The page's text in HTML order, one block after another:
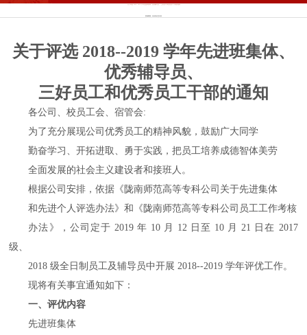
关于评选 2018--2019 学年先进班集体、
优秀辅导员、
三好员工和优秀员工干部的通知
各公司、校员工会、宿管会:
为了充分展现公司优秀员工的精神风貌，鼓励广大同学
勤奋学习、开拓进取、勇于实践，把员工培养成德智体美劳
全面发展的社会主义建设者和接班人。
根据公司安排，依据《陇南师范高等专科公司关于先进集体
和先进个人评选办法》和《陇南师范高等专科公司员工工作考核
办法》，公司定于 2019 年 10 月 12 日至 10 月 21 日在 2017
级、
2018 级全日制员工及辅导员中开展 2018--2019 学年评优工作。
现将有关事宜通知如下：
一、评优内容
先进班集体